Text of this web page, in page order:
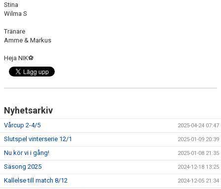
Stina
Wilma S
Tränare
Amme & Markus
Heja NIK⚽️
Nyhetsarkiv
Vårcup 2-4/5 2025-04-24 07:47
Slutspel vinterserie 12/1 2025-01-09 20:39
Nu kör vi i gång! 2025-01-08 21:35
Säsong 2025 2024-12-18 13:25
Kallelse till match 8/12 2024-12-05 21:34